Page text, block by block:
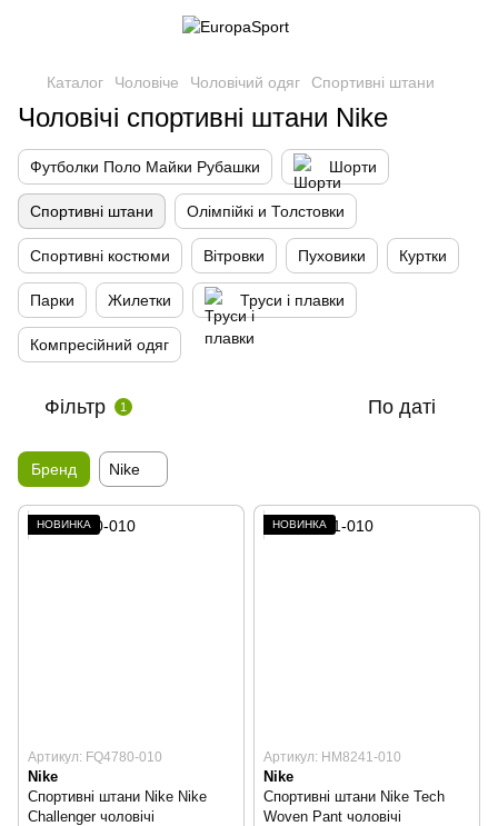
Каталог Чоловіче Чоловічий одяг Спортивні штани
Чоловічі спортивні штани Nike
Футболки Поло Майки Рубашки Шорти
Спортивні штани Олімпійкі и Толстовки
Спортивні костюми Вітровки Пуховики Куртки
Парки Жилетки Труси і плавки
Компресійний одяг
Фільтр 1 По даті
Бренд Nike
НОВИНКА
Артикул: FQ4780-010
Nike
Спортивні штани Nike Nike
Challenger чоловічі
НОВИНКА
Артикул: HM8241-010
Nike
Спортивні штани Nike Tech
Woven Pant чоловічі